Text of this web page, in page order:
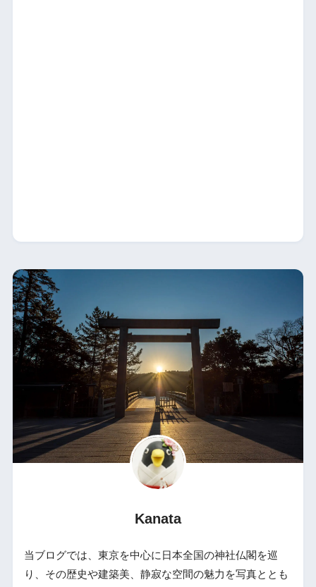
Kanata
当ブログでは、東京を中心に日本全国の神社仏閣を巡
り、その歴史や建築美、静寂な空間の魅力を写真ととも